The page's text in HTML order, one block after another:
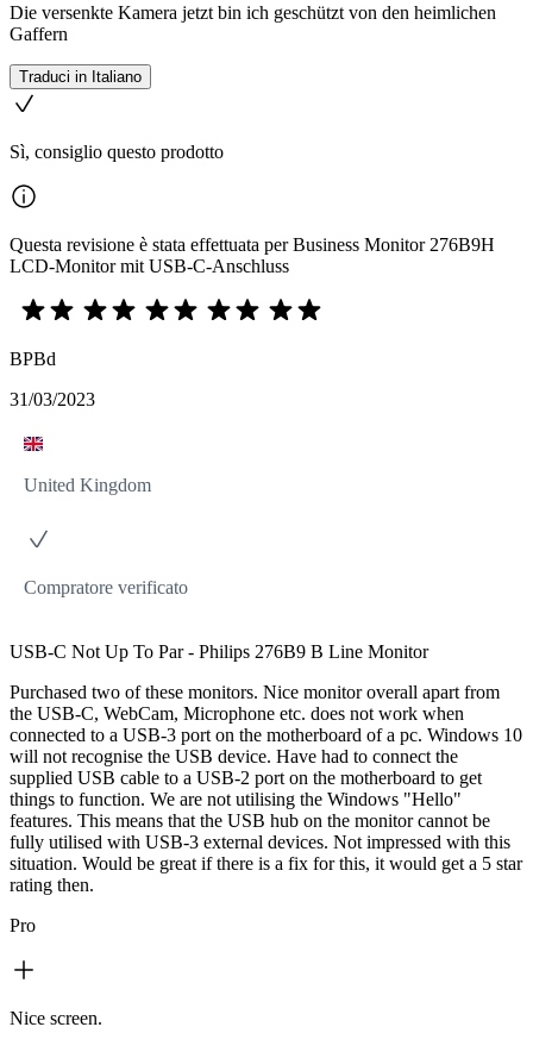
Die versenkte Kamera jetzt bin ich geschützt von den heimlichen
Gaffern
Traduci in Italiano
Sì, consiglio questo prodotto
Questa revisione è stata effettuata per Business Monitor 276B9H
LCD-Monitor mit USB-C-Anschluss
BPBd
31/03/2023
United Kingdom
Compratore verificato
USB-C Not Up To Par - Philips 276B9 B Line Monitor
Purchased two of these monitors. Nice monitor overall apart from
the USB-C, WebCam, Microphone etc. does not work when
connected to a USB-3 port on the motherboard of a pc. Windows 10
will not recognise the USB device. Have had to connect the
supplied USB cable to a USB-2 port on the motherboard to get
things to function. We are not utilising the Windows "Hello"
features. This means that the USB hub on the monitor cannot be
fully utilised with USB-3 external devices. Not impressed with this
situation. Would be great if there is a fix for this, it would get a 5 star
rating then.
Pro
Nice screen.